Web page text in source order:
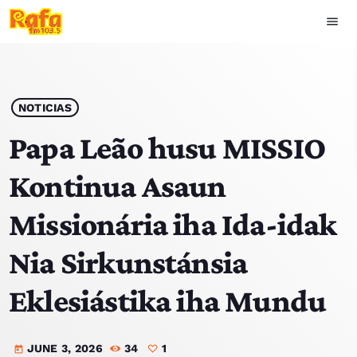
menu
play_arrow OUVIR RAFA
HOME
NOTISIA
EKIPA
TOP 15
PODCAST SIRA
NOTICIAS
Papa Leão husu MISSIO
Kontinua Asaun
Missionária iha Ida-idak
Nia Sirkunstánsia
Eklesiástika iha Mundu
today JUNE 3, 2026 34 1